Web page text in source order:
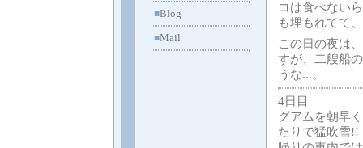
■Blog
■Mail
コは食べない
も埋もれてて
この日の夜は
すが、二艘船
うな...。
4日目
グアムを朝早
たりで猛吹雪!!